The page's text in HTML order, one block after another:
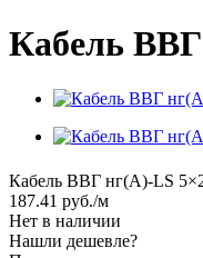
Кабель
Кабель ВВГ нг(А)-LS
187.41 руб./м
Нет в наличии
Нашли дешевле?